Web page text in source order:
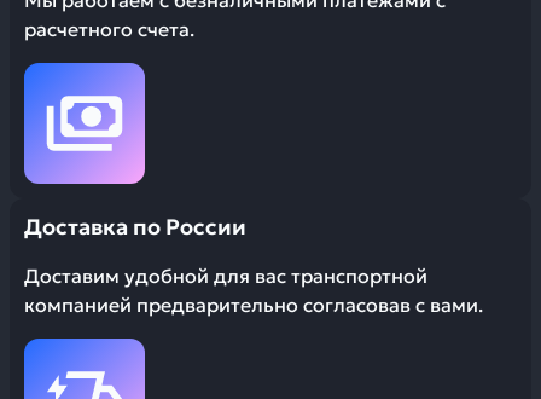
расчетного счета.
Доставка по России
Доставим удобной для вас транспортной
компанией предварительно согласовав с вами.